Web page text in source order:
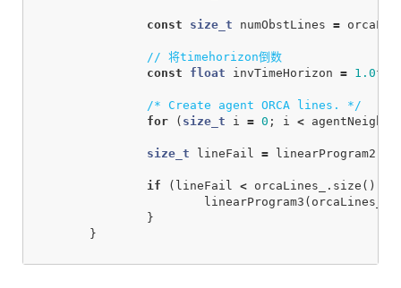
const size_t numObstLines =
// 将timehorizon倒数
const
float invTimeHorizon = 1.0f
/* Create agent ORCA lines. */
for
( size_t i = 0 ; i <
size_t lineFail = linearProgram2
if ( lineFail < orcaLines_ . size ())
linearProgram3 ( orcaLines_
}
}